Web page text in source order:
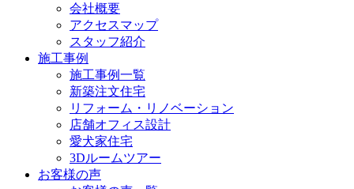
会社概要
アクセスマップ
スタッフ紹介
施工事例
施工事例一覧
新築注文住宅
リフォーム・リノベーション
店舗オフィス設計
愛犬家住宅
3Dルームツアー
お客様の声